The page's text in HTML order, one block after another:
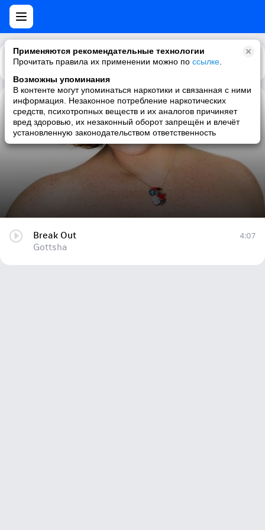
Применяются рекомендательные технологии
Прочитать правила их применении можно по ссылке
Возможны упоминания
В контенте могут упоминаться наркотики и связанная с ними
информация. Незаконное потребление наркотических
средств, психотропных веществ и их аналогов причиняет
вред здоровью, их незаконный оборот запрещён и влечёт
установленную законодательством ответственность
Каталог Рекомендации
Break Out
Gottsha
Break Out
Gottsha
4:07